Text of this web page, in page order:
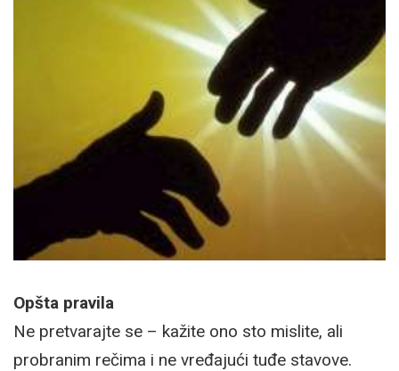
Opšta pravila
Ne pretvarajte se – kažite ono sto mislite, ali
probranim rečima i ne vređajući tuđe stavove.